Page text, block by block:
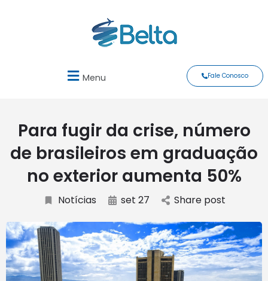
Menu Fale Conosco
Para fugir da crise, número
de brasileiros em graduação
no exterior aumenta 50%
Notícias set 27 Share post